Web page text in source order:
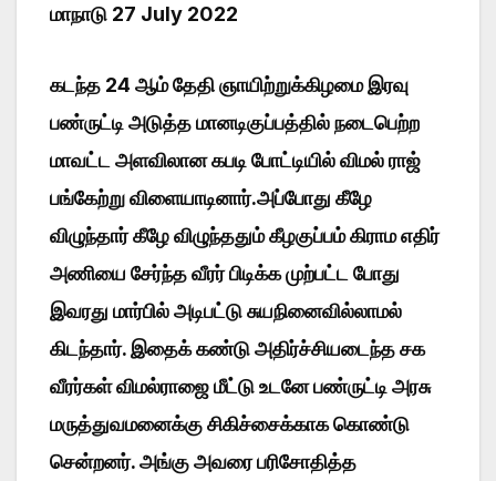
மாநாடு 27 July 2022
கடந்த 24 ஆம் தேதி ஞாயிற்றுக்கிழமை இரவு
பண்ருட்டி அடுத்த மானடிகுப்பத்தில் நடைபெற்ற
மாவட்ட அளவிலான கபடி போட்டியில் விமல் ராஜ்
பங்கேற்று விளையாடினார்.அப்போது கீழே
விழுந்தார் கீழே விழுந்ததும் கீழகுப்பம் கிராம எதிர்
அணியை சேர்ந்த வீரர் பிடிக்க முற்பட்ட போது
இவரது மார்பில் அடிபட்டு சுயநினைவில்லாமல்
கிடந்தார். இதைக் கண்டு அதிர்ச்சியடைந்த சக
வீரர்கள் விமல்ராஜை மீட்டு உடனே பண்ருட்டி அரசு
மருத்துவமனைக்கு சிகிச்சைக்காக கொண்டு
சென்றனர். அங்கு அவரை பரிசோதித்த